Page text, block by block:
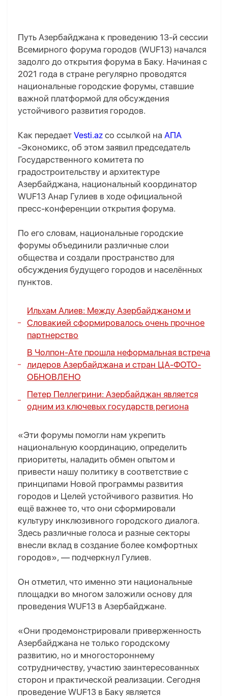
Путь Азербайджана к проведению 13-й сессии
Всемирного форума городов (WUF13) начался
задолго до открытия форума в Баку. Начиная с
2021 года в стране регулярно проводятся
национальные городские форумы, ставшие
важной платформой для обсуждения
устойчивого развития городов.
Как передает Vesti.az со ссылкой на АПА
-Экономикс, об этом заявил председатель
Государственного комитета по
градостроительству и архитектуре
Азербайджана, национальный координатор
WUF13 Анар Гулиев в ходе официальной
пресс-конференции открытия форума.
По его словам, национальные городские
форумы объединили различные слои
общества и создали пространство для
обсуждения будущего городов и населённых
пунктов.
Ильхам Алиев: Между Азербайджаном и
Словакией сформировалось очень прочное
партнерство
В Чолпон-Ате прошла неформальная встреча
лидеров Азербайджана и стран ЦА-ФОТО-
ОБНОВЛЕНО
Петер Пеллегрини: Азербайджан является
одним из ключевых государств региона
«Эти форумы помогли нам укрепить
национальную координацию, определить
приоритеты, наладить обмен опытом и
привести нашу политику в соответствие с
принципами Новой программы развития
городов и Целей устойчивого развития. Но
ещё важнее то, что они сформировали
культуру инклюзивного городского диалога.
Здесь различные голоса и разные секторы
внесли вклад в создание более комфортных
городов», — подчеркнул Гулиев.
Он отметил, что именно эти национальные
площадки во многом заложили основу для
проведения WUF13 в Азербайджане.
«Они продемонстрировали приверженность
Азербайджана не только городскому
развитию, но и многостороннему
сотрудничеству, участию заинтересованных
сторон и практической реализации. Сегодня
проведение WUF13 в Баку является